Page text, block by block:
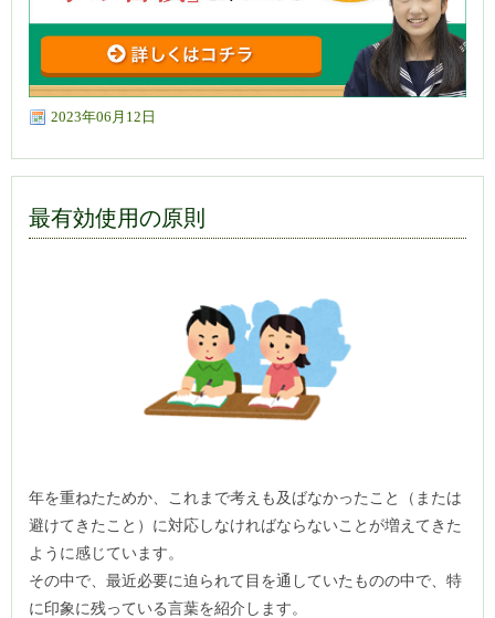
2023年06月12日
最有効使用の原則
年を重ねたためか、これまで考えも及ばなかったこと（または
避けてきたこと）に対応しなければならないことが増えてきた
ように感じています。
その中で、最近必要に迫られて目を通していたものの中で、特
に印象に残っている言葉を紹介します。